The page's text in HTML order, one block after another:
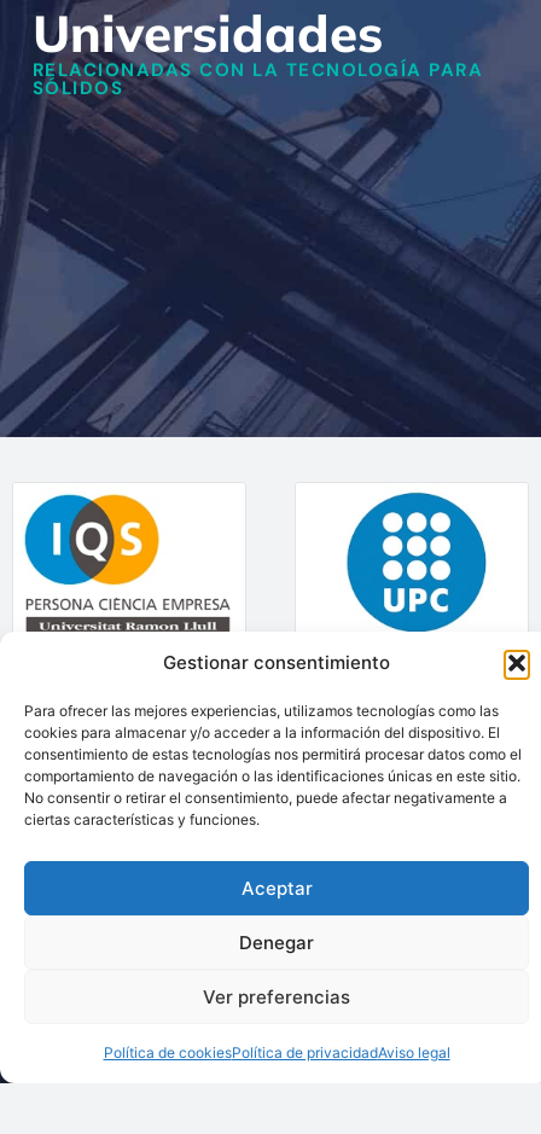
Gestionar consentimiento
Para ofrecer las mejores experiencias, utilizamos tecnologías como las
cookies para almacenar y/o acceder a la información del dispositivo. El
consentimiento de estas tecnologías nos permitirá procesar datos como el
comportamiento de navegación o las identificaciones únicas en este sitio.
No consentir o retirar el consentimiento, puede afectar negativamente a
ciertas características y funciones.
Aceptar
Denegar
Ver preferencias
Política de cookiesPolítica de privacidadAviso legal
Universidades
RELACIONADAS CON LA TECNOLOGÍA PARA
SÓLIDOS
Techsolids está
procesamiento de
granulados y
Llámenos:
+34 93 238 68 68
Dónde estamos:
27, bajos
08012 Barcelona
Escríbanos:
info@techsolids.com
sociales